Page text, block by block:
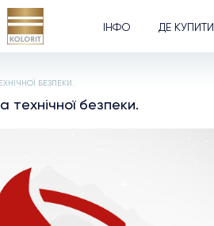
ІНФО ДЕ КУПИТИ
БЕЗПЕКИ.
безпеки.